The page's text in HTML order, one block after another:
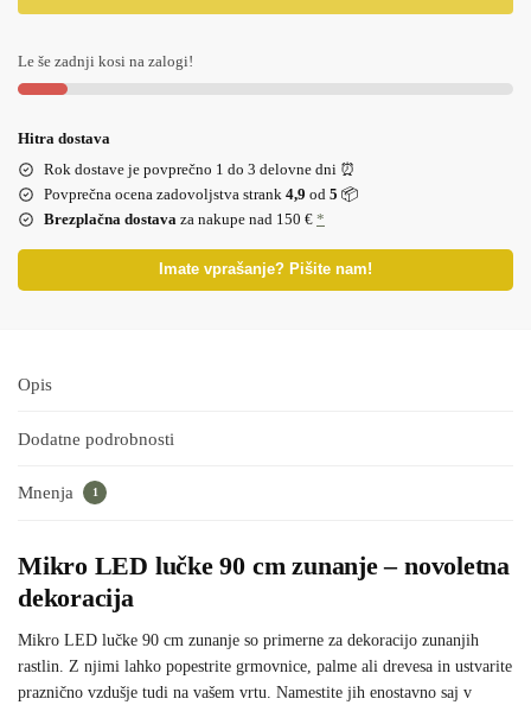
Le še zadnji kosi na zalogi!
Hitra dostava
Rok dostave je povprečno 1 do 3 delovne dni ⏰
Povprečna ocena zadovoljstva strank 4,9 od 5 📦
Brezplačna dostava za nakupe nad 150 € *
Imate vprašanje? Pišite nam!
Opis
Dodatne podrobnosti
Mnenja 1
Mikro LED lučke 90 cm zunanje – novoletna
dekoracija
Mikro LED lučke 90 cm zunanje so primerne za dekoracijo zunanjih
rastlin. Z njimi lahko popestrite grmovnice, palme ali drevesa in ustvarite
praznično vzdušje tudi na vašem vrtu. Namestite jih enostavno saj v